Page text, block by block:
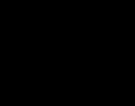
insights obtidos com a
aumentam as chances de
as equipes envolvidas e
que incentiva e valoriza o